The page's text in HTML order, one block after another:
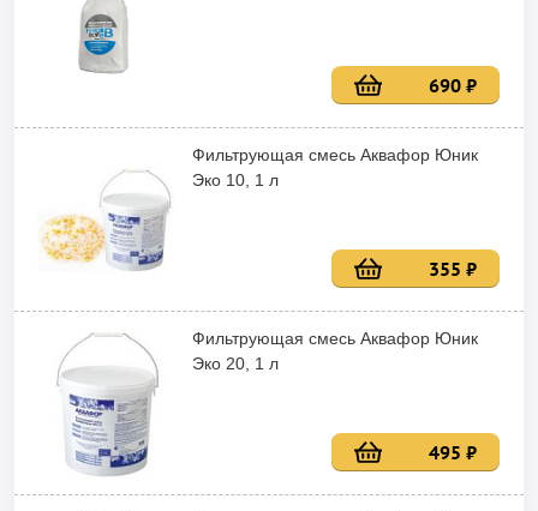
690 ₽
Фильтрующая смесь Аквафор Юник
Эко 10, 1 л
355 ₽
Фильтрующая смесь Аквафор Юник
Эко 20, 1 л
495 ₽